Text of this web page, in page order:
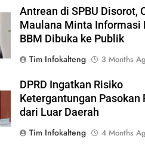
Antrean di SPBU Disorot,
Maulana Minta Informasi
BBM Dibuka ke Publik
Tim Infokalteng
3 Months
DPRD Ingatkan Risiko
Ketergantungan Pasokan
dari Luar Daerah
Tim Infokalteng
4 Months
Penindakan, Polsek
Amankan Motor
Brong
HUKUM DAN KRIMINAL
Harga Pertalite Subsidi
Rp15 Ribu per Liter
REGION
Presiden Prabowo Minta